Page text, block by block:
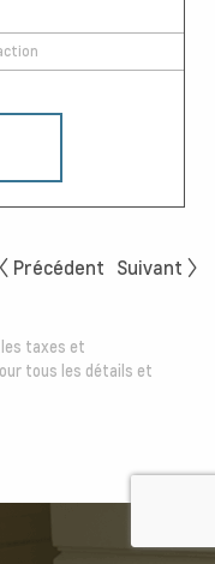
Précédent Suivant
taxes et
tous les détails et